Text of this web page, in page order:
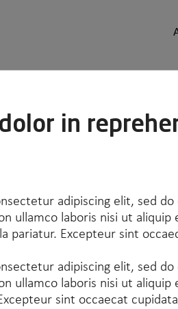
in
adipiscing elit, sed
ullamco laboris nisi ut
pariatur. Excepteur sint
adipiscing elit, sed
ullamco laboris nisi ut
sint occaecat